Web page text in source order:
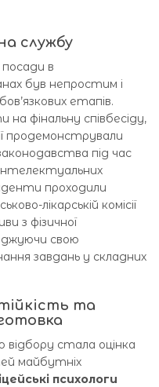
службу
в
був непростим і
етапів.
фінальну співбесіду,
продемонстрували
під час
проходили
лікарській комісії
з фізичної
свою
завдань у складних
та
стала оцінка
майбутніх
психологи